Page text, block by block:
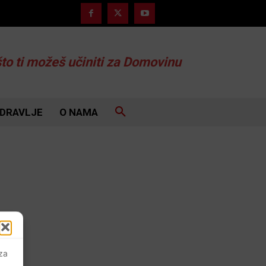
ti možeš učiniti za Domovinu
O NAMA